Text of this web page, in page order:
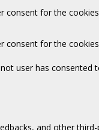
consent for the
consent for the
user has
and other